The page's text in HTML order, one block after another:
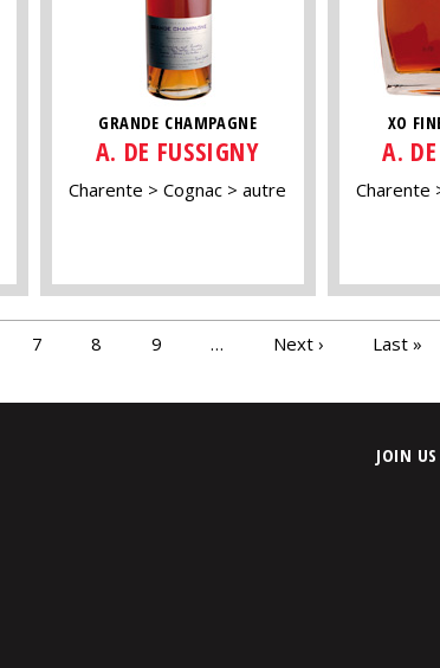
GRANDE CHAMPAGNE
A. DE FUSSIGNY
Charente Cognac autre
XO
A.
Charente
7 8 9 … Next › Last »
JOIN